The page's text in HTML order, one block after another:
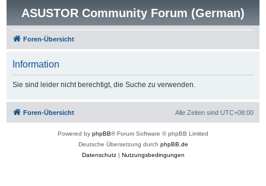
ASUSTOR Community Forum (German)
Foren-Übersicht
Information
Sie sind leider nicht berechtigt, die Suche zu verwenden.
Foren-Übersicht Alle Zeiten sind UTC+08:00
Powered by phpBB® Forum Software © phpBB Limited
Deutsche Übersetzung durch phpBB.de
Datenschutz| Nutzungsbedingungen